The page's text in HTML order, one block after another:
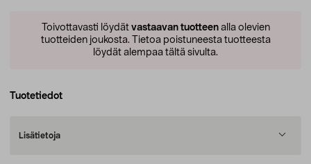
Toivottavasti löydät vastaavan tuotteenalla olevien
tuotteiden joukosta. Tietoa poistuneesta tuotteesta
löydät alempaa tältä sivulta.
Tuotetiedot
Lisätietoja